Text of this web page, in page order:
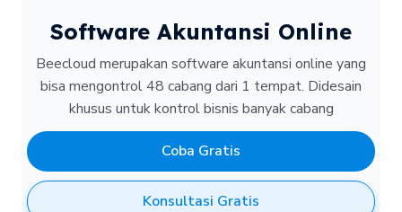
Software Akuntansi Online
Beecloud merupakan software akuntansi online yang
bisa mengontrol 48 cabang dari 1 tempat. Didesain
khusus untuk kontrol bisnis banyak cabang
Coba Gratis
Konsultasi Gratis